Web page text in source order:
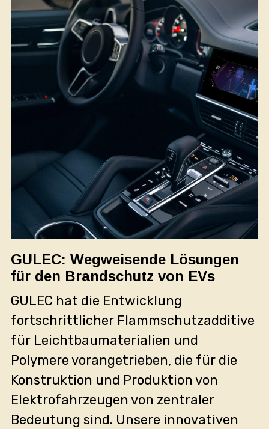
GULEC: Wegweisende Lösungen
für den Brandschutz von EVs
GULEC hat die Entwicklung
fortschrittlicher Flammschutzadditive
für Leichtbaumaterialien und
Polymere vorangetrieben, die für die
Konstruktion und Produktion von
Elektrofahrzeugen von zentraler
Bedeutung sind. Unsere innovativen